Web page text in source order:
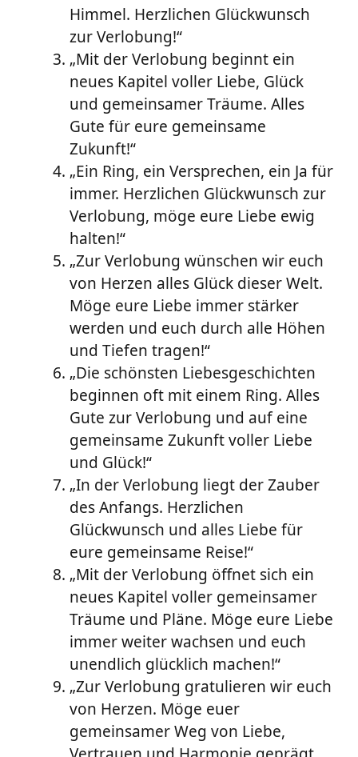
Himmel. Herzlichen Glückwunsch
zur Verlobung!“
„Mit der Verlobung beginnt ein
neues Kapitel voller Liebe, Glück
und gemeinsamer Träume. Alles
Gute für eure gemeinsame
Zukunft!“
„Ein Ring, ein Versprechen, ein Ja für
immer. Herzlichen Glückwunsch zur
Verlobung, möge eure Liebe ewig
halten!“
„Zur Verlobung wünschen wir euch
von Herzen alles Glück dieser Welt.
Möge eure Liebe immer stärker
werden und euch durch alle Höhen
und Tiefen tragen!“
„Die schönsten Liebesgeschichten
beginnen oft mit einem Ring. Alles
Gute zur Verlobung und auf eine
gemeinsame Zukunft voller Liebe
und Glück!“
„In der Verlobung liegt der Zauber
des Anfangs. Herzlichen
Glückwunsch und alles Liebe für
eure gemeinsame Reise!“
„Mit der Verlobung öffnet sich ein
neues Kapitel voller gemeinsamer
Träume und Pläne. Möge eure Liebe
immer weiter wachsen und euch
unendlich glücklich machen!“
„Zur Verlobung gratulieren wir euch
von Herzen. Möge euer
gemeinsamer Weg von Liebe,